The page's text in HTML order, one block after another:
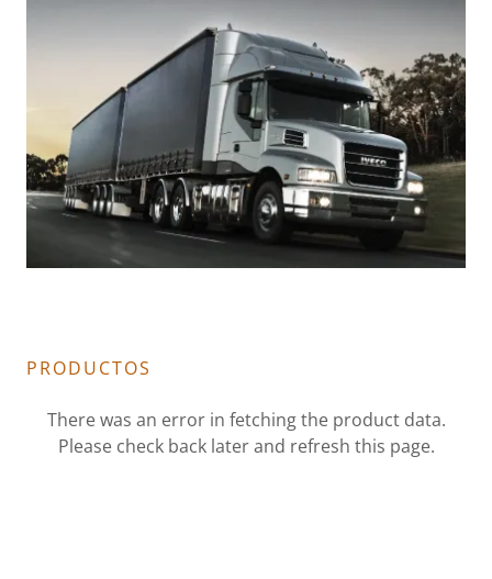
PRODUCTOS
There was an error in fetching the product data.
Please check back later and refresh this page.